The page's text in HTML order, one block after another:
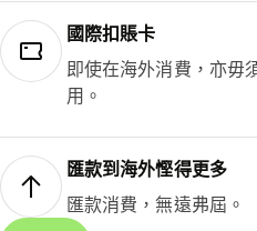
國際扣賬卡
即使在海外消費，亦毋
用。
匯款到海外慳得更多
匯款消費，無遠弗屆。